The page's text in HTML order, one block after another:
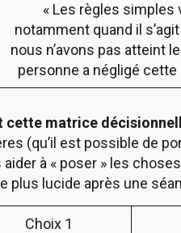
« Les règles simples
notamment quand il
nous n’avons pas atteint
personne a négligé cette
cette matrice
(qu’il est possible de
à « poser » les
plus lucide après une
Choix 1